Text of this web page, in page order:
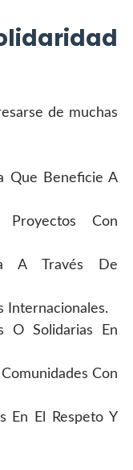
de muchas
Que Beneficie A
Proyectos Con
A Través De
Internacionales.
O Solidarias En
Con
En El Respeto Y